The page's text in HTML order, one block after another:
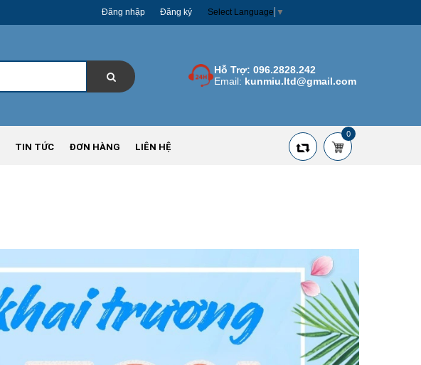
Đăng nhập Đăng ký Select Language ▼
Hỗ Trợ: 096.2828.242
Email: kunmiu.ltd@gmail.com
TIN TỨC ĐƠN HÀNG LIÊN HỆ
0